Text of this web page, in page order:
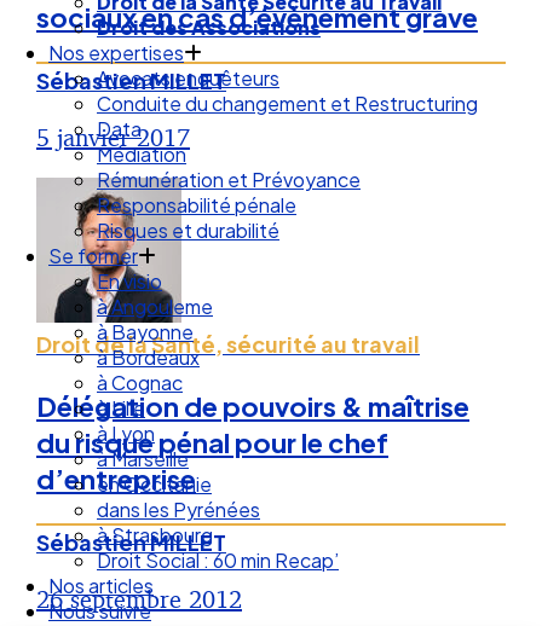
Droit des Associations
Nos expertises
Avocats enquêteurs
Conduite du changement et Restructuring
Data
Médiation
Rémunération et Prévoyance
Responsabilité pénale
Risques et durabilité
Se former
En visio
à Angouleme
à Bayonne
à Bordeaux
à Cognac
à Lille
à Lyon
à Marseille
en Occitanie
dans les Pyrénées
à Strasbourg
Droit Social : 60 min Recap’
Nos articles
Nous suivre
sociaux en cas d’évènement grave
Sébastien MILLET
5 janvier 2017
Droit de la Santé, sécurité au travail
Délégation de pouvoirs & maîtrise
du risque pénal pour le chef
d’entreprise
Sébastien MILLET
26 septembre 2012